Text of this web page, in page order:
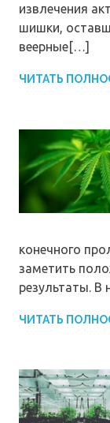
извлечения
шишки,
веерные[…]
ЧИТАТЬ
конечного
заметить
результаты.
ЧИТАТЬ